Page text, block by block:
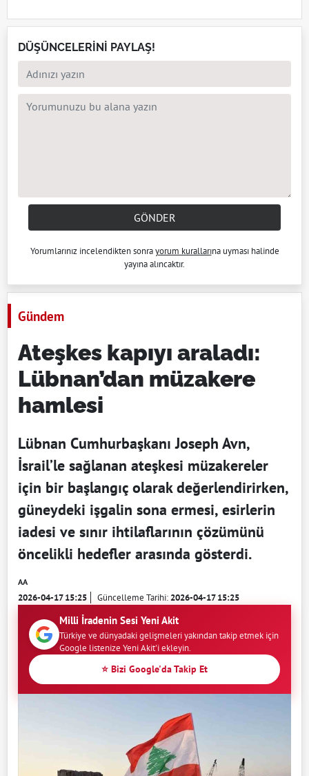
DÜŞÜNCELERİNİ PAYLAŞ!
GÖNDER
Yorumlarınız incelendikten sonrayorum kurallarına uyması halinde
yayına alıncaktır.
Gündem
Ateşkes kapıyı araladı:
Lübnan’dan müzakere
hamlesi
Lübnan Cumhurbaşkanı Joseph Avn,
İsrail’le sağlanan ateşkesi müzakereler
için bir başlangıç olarak değerlendirirken,
güneydeki işgalin sona ermesi, esirlerin
iadesi ve sınır ihtilaflarının çözümünü
öncelikli hedefler arasında gösterdi.
AA
2026-04-17 15:25 Güncelleme Tarihi:2026-04-17 15:25
Milli İradenin Sesi Yeni Akit
Türkiye ve dünyadaki gelişmeleri yakından takip etmek için
Google listenize Yeni Akit'i ekleyin.
⭐ Bizi Google'da Takip Et